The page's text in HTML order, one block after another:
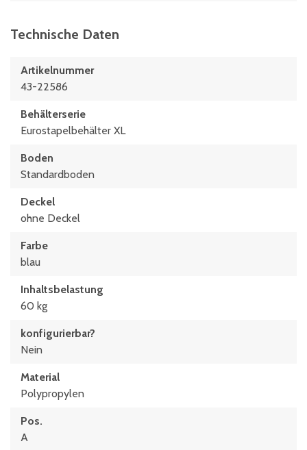
Technische Daten
Artikelnummer
43-22586
Behälterserie
Eurostapelbehälter XL
Boden
Standardboden
Deckel
ohne Deckel
Farbe
blau
Inhaltsbelastung
60 kg
konfigurierbar?
Nein
Material
Polypropylen
Pos.
A